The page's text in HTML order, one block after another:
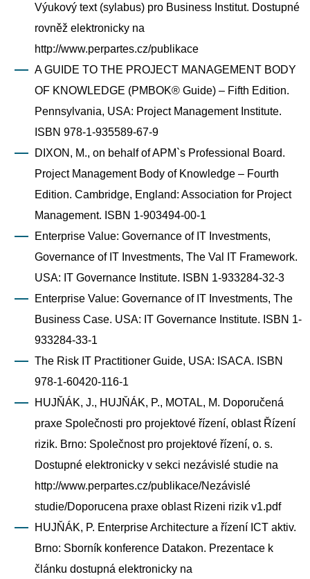
Výukový text (sylabus) pro Business Institut. Dostupné
rovněž elektronicky na
http://www.perpartes.cz/publikace
A GUIDE TO THE PROJECT MANAGEMENT BODY
OF KNOWLEDGE (PMBOK® Guide) – Fifth Edition.
Pennsylvania, USA: Project Management Institute.
ISBN 978-1-935589-67-9
DIXON, M., on behalf of APM`s Professional Board.
Project Management Body of Knowledge – Fourth
Edition. Cambridge, England: Association for Project
Management. ISBN 1-903494-00-1
Enterprise Value: Governance of IT Investments,
Governance of IT Investments, The Val IT Framework.
USA: IT Governance Institute. ISBN 1-933284-32-3
Enterprise Value: Governance of IT Investments, The
Business Case. USA: IT Governance Institute. ISBN 1-
933284-33-1
The Risk IT Practitioner Guide, USA: ISACA. ISBN
978-1-60420-116-1
HUJŇÁK, J., HUJŇÁK, P., MOTAL, M. Doporučená
praxe Společnosti pro projektové řízení, oblast Řízení
rizik. Brno: Společnost pro projektové řízení, o. s.
Dostupné elektronicky v sekci nezávislé studie na
http://www.perpartes.cz/publikace/Nezávislé
studie/Doporucena praxe oblast Rizeni rizik v1.pdf
HUJŇÁK, P. Enterprise Architecture a řízení ICT aktiv.
Brno: Sborník konference Datakon. Prezentace k
článku dostupná elektronicky na